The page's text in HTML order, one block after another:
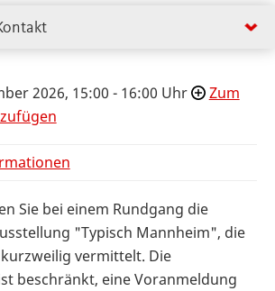
2026, 15:00 - 16:00 Uhr
Zum
Sie bei einem Rundgang die
"Typisch Mannheim", die
vermittelt. Die
beschränkt, eine Voranmeldung